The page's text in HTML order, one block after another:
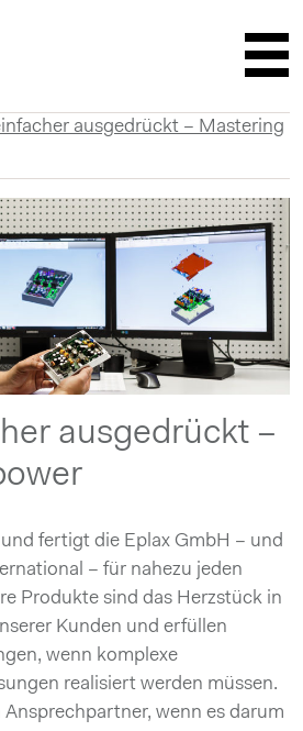
ausgedrückt – Mastering
ausgedrückt –
fertigt die Eplax GmbH – und
– für nahezu jeden
Produkte sind das Herzstück in
Kunden und erfüllen
wenn komplexe
realisiert werden müssen.
wenn es darum